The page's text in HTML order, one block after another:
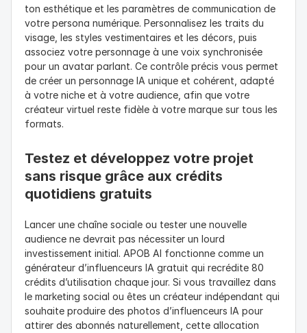
ton esthétique et les paramètres de communication de
votre persona numérique. Personnalisez les traits du
visage, les styles vestimentaires et les décors, puis
associez votre personnage à une voix synchronisée
pour un avatar parlant. Ce contrôle précis vous permet
de créer un personnage IA unique et cohérent, adapté
à votre niche et à votre audience, afin que votre
créateur virtuel reste fidèle à votre marque sur tous les
formats.
Testez et développez votre projet
sans risque grâce aux crédits
quotidiens gratuits
Lancer une chaîne sociale ou tester une nouvelle
audience ne devrait pas nécessiter un lourd
investissement initial. APOB AI fonctionne comme un
générateur d’influenceurs IA gratuit qui recrédite 80
crédits d’utilisation chaque jour. Si vous travaillez dans
le marketing social ou êtes un créateur indépendant qui
souhaite produire des photos d’influenceurs IA pour
attirer des abonnés naturellement, cette allocation